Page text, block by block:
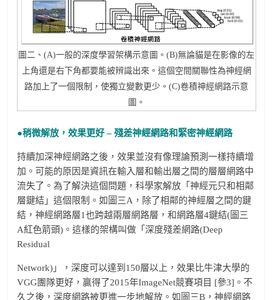
圖二、(A)一般的深度學習架構示意圖。(B)無論貓是在影像的左
上角還是右下角都要能被辨識出來。這個空間關聯性為神經網
路加上了一個限制，使獨立變數更少。(C)卷積神經網路示意
圖。
●稍微解放，效果更好 – 殘差神經網路和緊密神經網路
持續加深神經網路之後，效果並沒有像理論預測一樣持續增
加。可能的原因是資訊在輸入層和輸出層之間的層層網路中
流失了。為了解決這個問題，科學家解放「神經元只和相鄰
層鍵結」這個限制。如圖三A，除了相鄰的神經層之間的鍵
結，神經網路層1也跨越兩層網路層，和網路層4鍵結(圖三
A紅色箭頭)。這樣的架構叫做「深度殘差網路(Deep
Residual
Network)」，深度可以達到150層以上，效果比牛津大學的
VGG團隊更好，贏得了2015年ImageNet競賽項目 [參3]。不
久之後，深度網路被更進一步地解放。如圖三B，神經網路